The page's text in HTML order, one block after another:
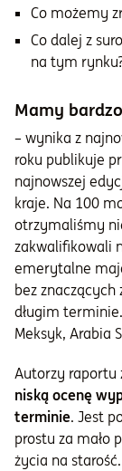
Co możemy
Co dalej z
na tym
Mamy
– wynika z
roku publikuje
najnowszej
kraje. Na 100
otrzymaliśmy
zakwalifikowali
emerytalne
bez
długim
Meksyk, Arabia
Autorzy raportu
niską ocenę
terminie. Jest
prostu za mało
życia na